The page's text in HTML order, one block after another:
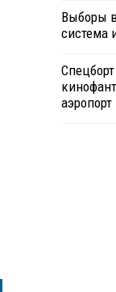
Выборы в
система